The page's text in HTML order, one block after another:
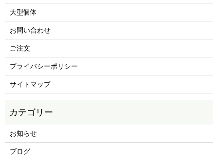
大型個体
お問い合わせ
ご注文
プライバシーポリシー
サイトマップ
お知らせ
ブログ